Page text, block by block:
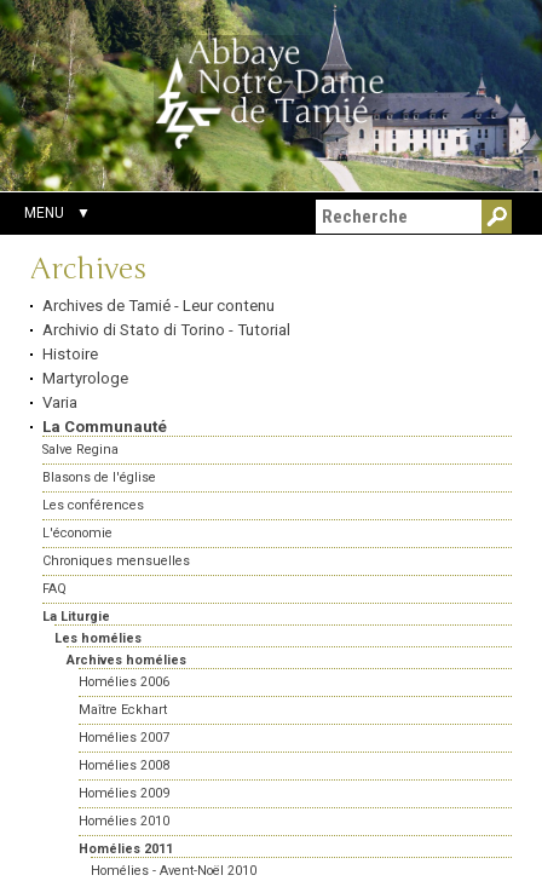
Aller
au
contenu.
|
Aller
à
la
navigation
Outils
personnels
Chercher par
Recherche
avancée…
MENU
Navigation
Archives
Archives de Tamié - Leur contenu
Archivio di Stato di Torino - Tutorial
Histoire
Martyrologe
Varia
La Communauté
Salve Regina
Blasons de l'église
Les conférences
L'économie
Chroniques mensuelles
FAQ
La Liturgie
Les homélies
Archives homélies
Homélies 2006
Maître Eckhart
Homélies 2007
Homélies 2008
Homélies 2009
Homélies 2010
Homélies 2011
Homélies - Avent-Noël 2010